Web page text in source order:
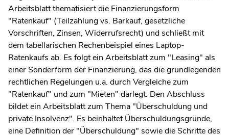
Arbeitsblatt thematisiert die Finanzierungsform
"Ratenkauf" (Teilzahlung vs. Barkauf, gesetzliche
Vorschriften, Zinsen, Widerrufsrecht) und schließt mit
dem tabellarischen Rechenbeispiel eines Laptop-
Ratenkaufs ab. Es folgt ein Arbeitsblatt zum "Leasing" als
einer Sonderform der Finanzierung, das die grundlegenden
rechtlichen Regelungen u.a. durch Vergleiche zum
"Ratenkauf" und zum "Mieten" darlegt. Den Abschluss
bildet ein Arbeitsblatt zum Thema "Überschuldung und
private Insolvenz". Es beinhaltet Überschuldungsgründe,
eine Definition der "Überschuldung" sowie die Schritte des